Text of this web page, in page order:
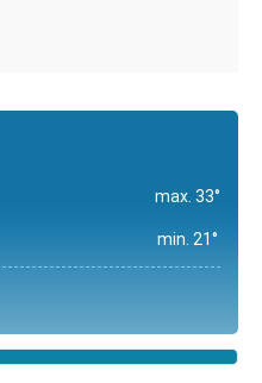
max. 33°
min. 21°